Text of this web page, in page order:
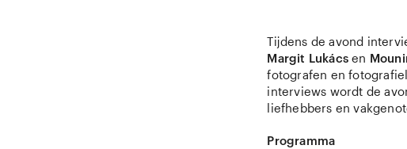
Tijdens de avond
Margit Lukács en
fotografen en
interviews wordt de
liefhebbers en
Programma